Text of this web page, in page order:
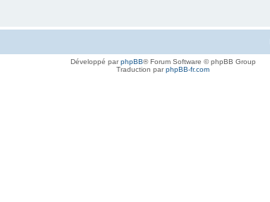
Développé parphpBB® Forum Software © phpBB Group
Traduction parphpBB-fr.com